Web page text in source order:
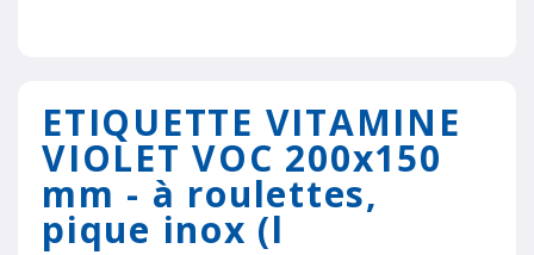
ETIQUETTE VITAMINE
VIOLET VOC 200x150
mm - à roulettes,
pique inox (l